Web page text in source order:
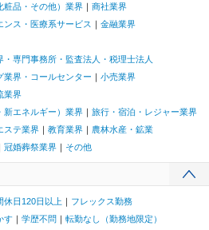
粧品・その他）業界
商社業界
ス・医療系サービス
金融業界
専門事務所・監査法人・税理士法人
業界・コールセンター
小売業界
業界
新エネルギー）業界
旅行・宿泊・レジャー業界
ステ業界 教育業界
農林水産・鉱業
冠婚葬祭業界 その他
休日120日以上
フレックス勤務
す 学歴不問
転勤なし（勤務地限定）